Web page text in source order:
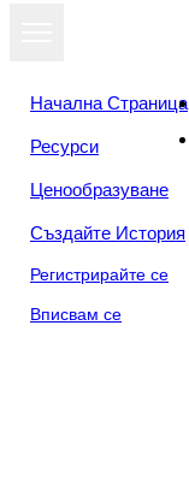
Начална Страница
Ресурси
Ценообразуване
Създайте История
Регистрирайте се
Вписвам се